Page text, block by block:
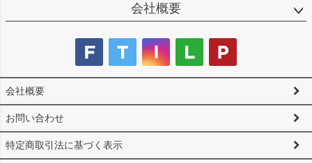
会社概要
会社概要
お問い合わせ
特定商取引法に基づく表示